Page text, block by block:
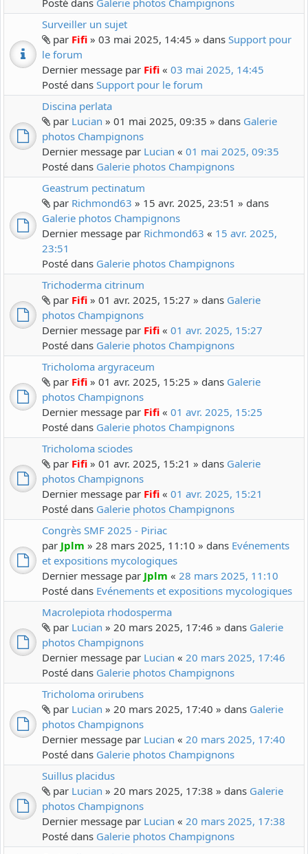
Posté dans Galerie photos Champignons
Surveiller un sujet
par Fifi » 03 mai 2025, 14:45 » dans Support pour
le forum
Dernier message par Fifi « 03 mai 2025, 14:45
Posté dans Support pour le forum
Discina perlata
par Lucian » 01 mai 2025, 09:35 » dans Galerie
photos Champignons
Dernier message par Lucian « 01 mai 2025, 09:35
Posté dans Galerie photos Champignons
Geastrum pectinatum
par Richmond63 » 15 avr. 2025, 23:51 » dans
Galerie photos Champignons
Dernier message par Richmond63 « 15 avr. 2025,
23:51
Posté dans Galerie photos Champignons
Trichoderma citrinum
par Fifi » 01 avr. 2025, 15:27 » dans Galerie
photos Champignons
Dernier message par Fifi « 01 avr. 2025, 15:27
Posté dans Galerie photos Champignons
Tricholoma argyraceum
par Fifi » 01 avr. 2025, 15:25 » dans Galerie
photos Champignons
Dernier message par Fifi « 01 avr. 2025, 15:25
Posté dans Galerie photos Champignons
Tricholoma sciodes
par Fifi » 01 avr. 2025, 15:21 » dans Galerie
photos Champignons
Dernier message par Fifi « 01 avr. 2025, 15:21
Posté dans Galerie photos Champignons
Congrès SMF 2025 - Piriac
par Jplm » 28 mars 2025, 11:10 » dans Evénements
et expositions mycologiques
Dernier message par Jplm « 28 mars 2025, 11:10
Posté dans Evénements et expositions mycologiques
Macrolepiota rhodosperma
par Lucian » 20 mars 2025, 17:46 » dans Galerie
photos Champignons
Dernier message par Lucian « 20 mars 2025, 17:46
Posté dans Galerie photos Champignons
Tricholoma orirubens
par Lucian » 20 mars 2025, 17:40 » dans Galerie
photos Champignons
Dernier message par Lucian « 20 mars 2025, 17:40
Posté dans Galerie photos Champignons
Suillus placidus
par Lucian » 20 mars 2025, 17:38 » dans Galerie
photos Champignons
Dernier message par Lucian « 20 mars 2025, 17:38
Posté dans Galerie photos Champignons